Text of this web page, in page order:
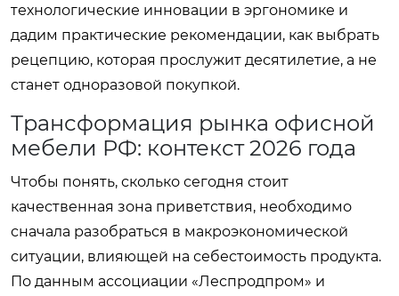
технологические инновации в эргономике и
дадим практические рекомендации, как выбрать
рецепцию, которая прослужит десятилетие, а не
станет одноразовой покупкой.
Трансформация рынка офисной
мебели РФ: контекст 2026 года
Чтобы понять, сколько сегодня стоит
качественная зона приветствия, необходимо
сначала разобраться в макроэкономической
ситуации, влияющей на себестоимость продукта.
По данным ассоциации «Леспродпром» и